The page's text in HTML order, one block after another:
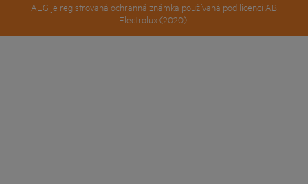
AEG je registrovaná ochranná známka používaná pod licencí AB
Electrolux (2020).